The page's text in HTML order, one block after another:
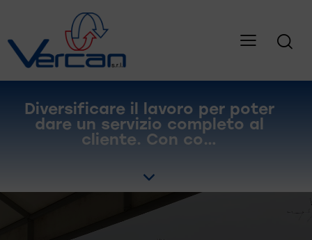
Diversificare il lavoro per poter
dare un servizio completo al
cliente. Con co…